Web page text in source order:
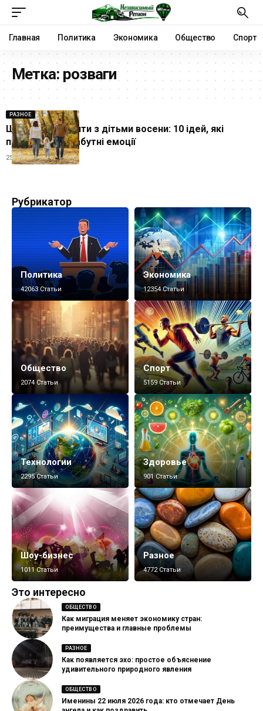
Главная Политика Экономика Общество Спорт
Метка: розваги
РАЗНОЕ
Що варто зробити з дітьми восени: 10 ідей, які
подарують незабутні емоції
25.09.2024
Рубрикатор
Политика
42063 Статьи
Экономика
12354 Статьи
Общество
2074 Статьи
Спорт
5159 Статьи
Технологии
2295 Статьи
Здоровье
901 Статьи
Шоу-бизнес
1011 Статьи
Разное
4772 Статьи
Это интересно
ОБЩЕСТВО
Как миграция меняет экономику стран:
преимущества и главные проблемы
РАЗНОЕ
Как появляется эхо: простое объяснение
удивительного природного явления
ОБЩЕСТВО
Именины 22 июля 2026 года: кто отмечает День